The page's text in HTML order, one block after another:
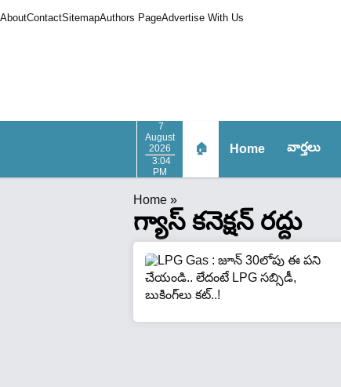
AboutContactSitemapAuthors PageAdvertise With Us
7
August
2026
3:04
PM
🏠 Home వార్త‌లు
Home »
గ్యాస్ కనెక్షన్ రద్దు